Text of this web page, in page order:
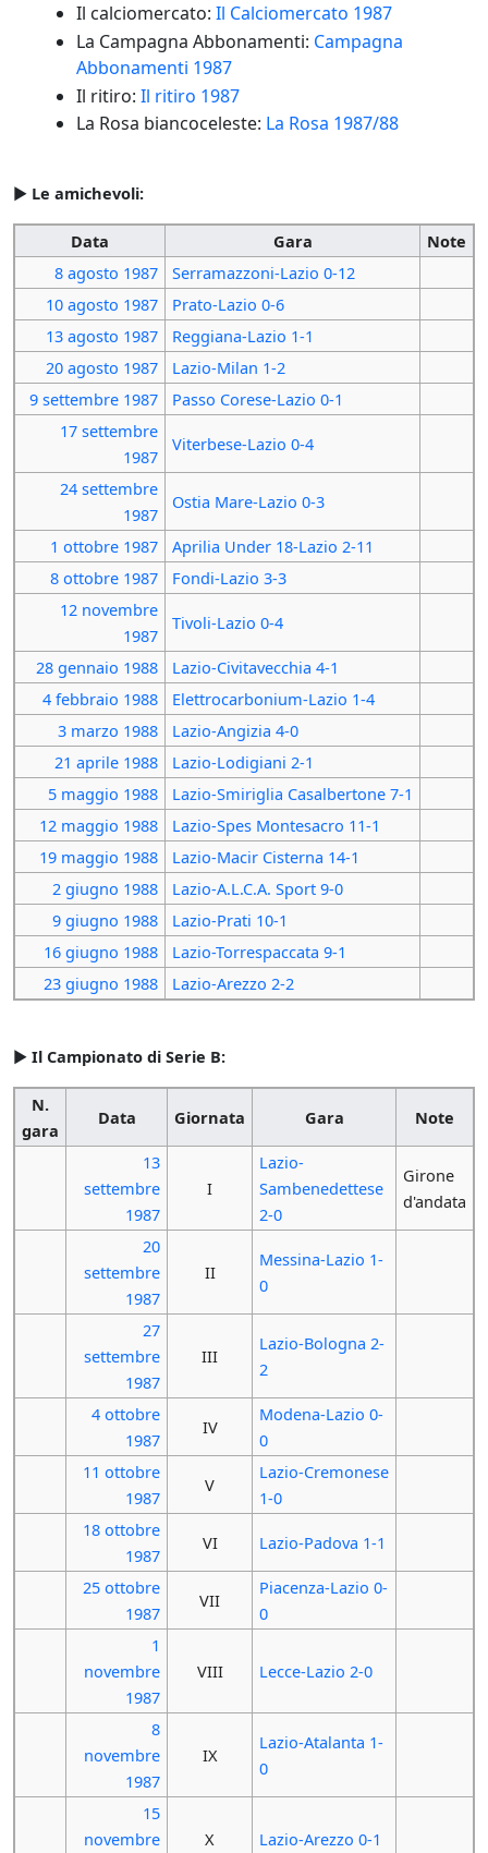
Il calciomercato: Il Calciomercato 1987
La Campagna Abbonamenti: Campagna
Abbonamenti 1987
Il ritiro: Il ritiro 1987
La Rosa biancoceleste: La Rosa 1987/88
► Le amichevoli:
Data Gara
Note
8 agosto 1987
Serramazzoni-Lazio 0-12
10 agosto 1987
Prato-Lazio 0-6
13 agosto 1987
Reggiana-Lazio 1-1
20 agosto 1987
Lazio-Milan 1-2
9 settembre 1987
Passo Corese-Lazio 0-1
17 settembre
1987
Viterbese-Lazio 0-4
24 settembre
1987
Ostia Mare-Lazio 0-3
1 ottobre 1987
Aprilia Under 18-Lazio 2-11
8 ottobre 1987
Fondi-Lazio 3-3
12 novembre
1987
Tivoli-Lazio 0-4
28 gennaio 1988
Lazio-Civitavecchia 4-1
4 febbraio 1988
Elettrocarbonium-Lazio 1-4
3 marzo 1988
Lazio-Angizia 4-0
21 aprile 1988
Lazio-Lodigiani 2-1
5 maggio 1988
Lazio-Smiriglia Casalbertone 7-1
12 maggio 1988
Lazio-Spes Montesacro 11-1
19 maggio 1988
Lazio-Macir Cisterna 14-1
2 giugno 1988
Lazio-A.L.C.A. Sport 9-0
9 giugno 1988
Lazio-Prati 10-1
16 giugno 1988
Lazio-Torrespaccata 9-1
23 giugno 1988 Lazio-Arezzo 2-2
► Il Campionato di Serie B:
N.
gara
Data Giornata Gara Note
13
settembre
1987
I
Lazio-
Sambenedettese
2-0
Girone
d'andata
20
settembre
1987
II
Messina-Lazio 1-
0
27
settembre
1987
III
Lazio-Bologna 2-
2
4 ottobre
1987
IV
Modena-Lazio 0-
0
11 ottobre
1987
V
Lazio-Cremonese
1-0
18 ottobre
1987
VI Lazio-Padova 1-1
25 ottobre
1987
VII
Piacenza-Lazio 0-
0
1
novembre
1987
VIII Lecce-Lazio 2-0
8
novembre
1987
IX
Lazio-Atalanta 1-
0
15
novembre
X Lazio-Arezzo 0-1